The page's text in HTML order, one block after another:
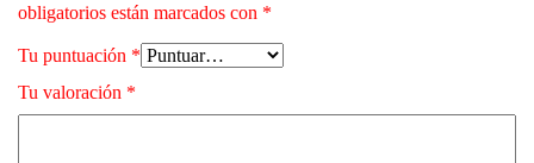
obligatorios están marcados con *
Tu puntuación *
Tu valoración *